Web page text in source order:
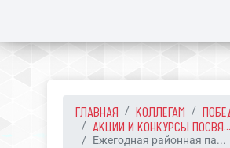
ГЛАВНАЯ КОЛЛЕГАМ
АКЦИИ И КОНКУРСЫ ПОСВЯ...
Ежегодная районная па...